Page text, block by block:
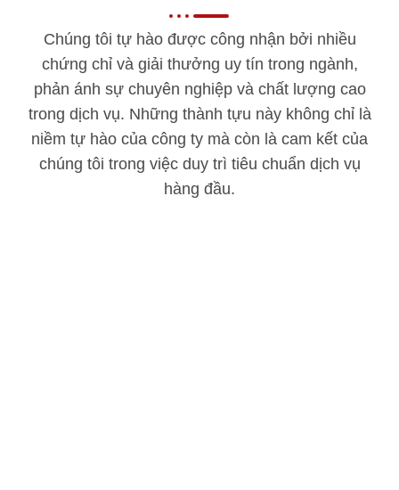
Chúng tôi tự hào được công nhận bởi nhiều
chứng chỉ và giải thưởng uy tín trong ngành,
phản ánh sự chuyên nghiệp và chất lượng cao
trong dịch vụ. Những thành tựu này không chỉ là
niềm tự hào của công ty mà còn là cam kết của
chúng tôi trong việc duy trì tiêu chuẩn dịch vụ
hàng đầu.